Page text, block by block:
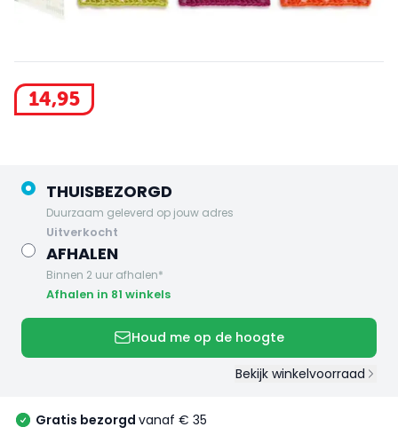
14,95
THUISBEZORGD
Duurzaam geleverd op jouw adres
uitverkocht
AFHALEN
Binnen 2 uur afhalen*
Afhalen in 81 winkels
Houd me op de hoogte
Bekijk winkelvoorraad
Gratis bezorgd vanaf € 35